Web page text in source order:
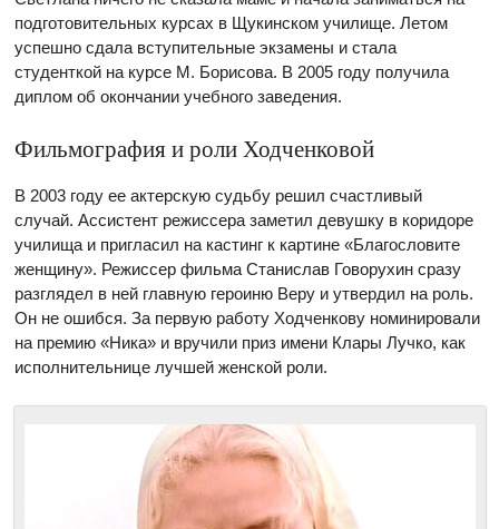
подготовительных курсах в Щукинском училище. Летом
успешно сдала вступительные экзамены и стала
студенткой на курсе М. Борисова. В 2005 году получила
диплом об окончании учебного заведения.
Фильмография и роли Ходченковой
В 2003 году ее актерскую судьбу решил счастливый
случай. Ассистент режиссера заметил девушку в коридоре
училища и пригласил на кастинг к картине «Благословите
женщину». Режиссер фильма Станислав Говорухин сразу
разглядел в ней главную героиню Веру и утвердил на роль.
Он не ошибся. За первую работу Ходченкову номинировали
на премию «Ника» и вручили приз имени Клары Лучко, как
исполнительнице лучшей женской роли.